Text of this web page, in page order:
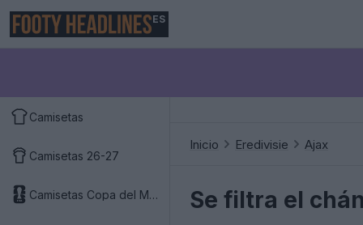
ES
Camisetas
Camisetas 26-27
Camisetas Copa del Mundo 2026
Inicio Eredivisie Ajax
Se filtra el